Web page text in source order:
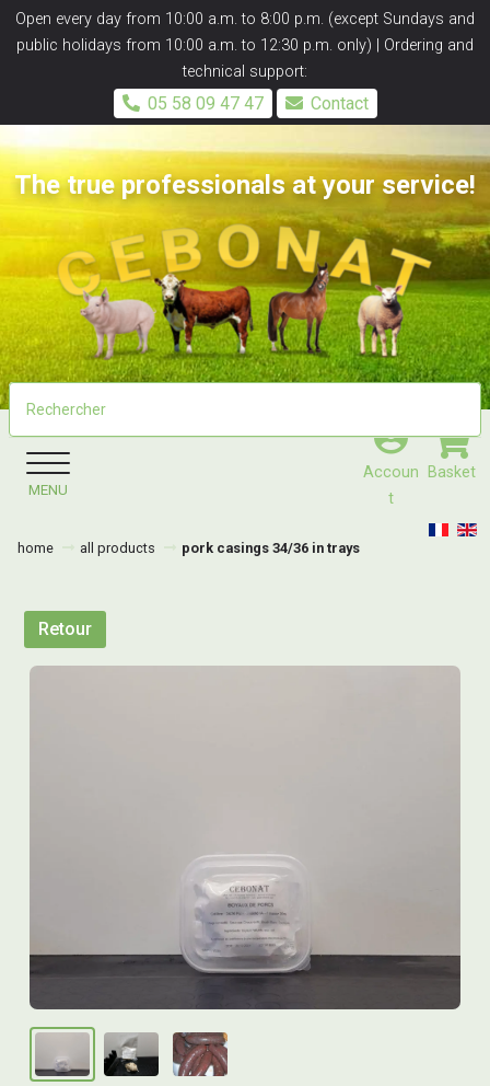
Open every day from 10:00 a.m. to 8:00 p.m. (except Sundays and
public holidays from 10:00 a.m. to 12:30 p.m. only) | Ordering and
technical support:
05 58 09 47 47 Contact
Accoun
T
Basket
The true professionals at your service!
MENU
home all products pork casings 34/36 in trays
Retour
Panneau de gestion des cookies